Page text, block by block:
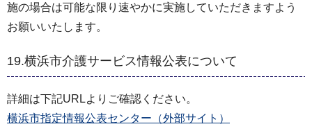
施の場合は可能な限り速やかに実施していただきますよう
お願いいたします。
19.横浜市介護サービス情報公表について
詳細は下記URLよりご確認ください。
横浜市指定情報公表センター（外部サイト）